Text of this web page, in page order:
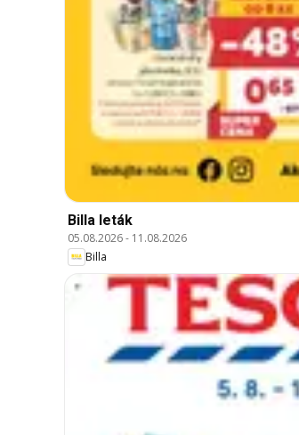
Billa leták
05.08.2026- 11.08.2026
Billa